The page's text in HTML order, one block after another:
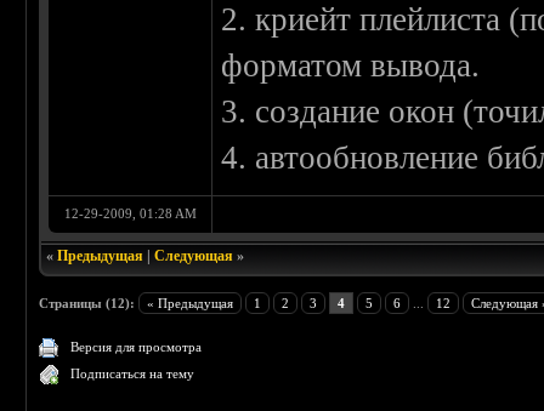
2. криейт плейлиста
форматом вывода.
3. создание окон
4. автообновление
12-29-2009, 01:28 AM
«Предыдущая |Следующая »
Страницы (12): « Предыдущая 1 2 3 4 5 6 12 Следующая
Версия для просмотра
Подписаться на тему